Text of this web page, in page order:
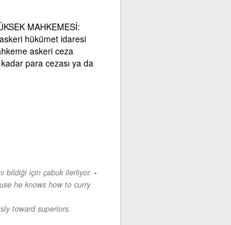
MAHKEMESİ:
hükümet idaresi
askeri ceza
para cezası ya da
bildiği için çabuk ilerliyor. -
he knows how to curry
toward superiors.